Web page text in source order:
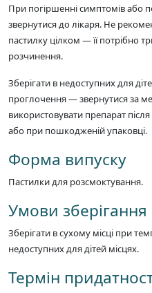
При погіршенні симптомів або
звернутися до лікаря. Не
пастилку цілком — її потрібно
розчинення.
Зберігати в недоступних для
проглочення — звернутися за
використовувати препарат
або при пошкодженій упаковці.
Форма випуску
Пастилки для розсмоктування.
Умови зберігання
Зберігати в сухому місці при
недоступних для дітей місцях.
Термін